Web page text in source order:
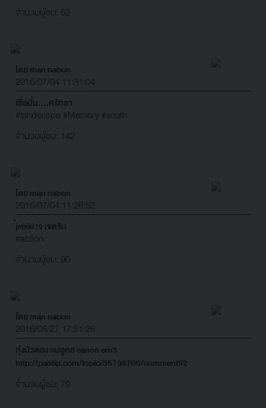
จำนวนผู้ชม: 52
โดย man nabon
2016/07/04 11:31:04
เชื่อมั่น....ศรัทธา
#landscape #Memory #south
จำนวนผู้ชม: 142
โดย man nabon
2016/07/04 11:26:52
๋jetski เจ เจตริน
#action
จำนวนผู้ชม: 90
โดย man nabon
2016/05/27 17:51:26
ทุ่งบัวตอง เเม่อูคอ canon em3
http://pantip.com/topic/35196700/comment92
จำนวนผู้ชม: 79